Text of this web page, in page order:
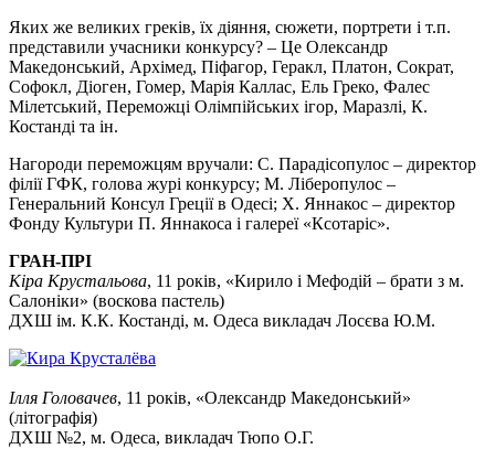
Яких же великих греків, їх діяння, сюжети, портрети і т.п.
представили учасники конкурсу? – Це Олександр
Македонський, Архімед, Піфагор, Геракл, Платон, Сократ,
Софокл, Діоген, Гомер, Марія Каллас, Ель Греко, Фалес
Мілетський, Переможці Олімпійських ігор, Маразлі, К.
Костанді та ін.
Нагороди переможцям вручали: С. Парадісопулос – директор
філії ГФК, голова журі конкурсу; М. Ліберопулос –
Генеральний Консул Греції в Одесі; Х. Яннакос – директор
Фонду Культури П. Яннакоса і галереї «Ксотаріс».
ГРАН-ПРІ
Кіра Крустальова, 11 років, «Кирило і Мефодій – брати з м.
Салоніки» (воскова пастель)
ДХШ ім. К.К. Костанді, м. Одеса викладач Лосєва Ю.М.
Ілля Головачев, 11 років, «Олександр Македонський»
(літографія)
ДХШ №2, м. Одеса, викладач Тюпо О.Г.